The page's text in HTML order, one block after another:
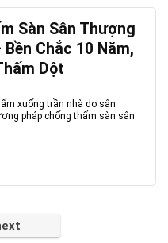
Sàn Sân Thượng
Bền Chắc 10 Năm,
Dột
xuống trần nhà do sân
pháp chống thấm sàn sân